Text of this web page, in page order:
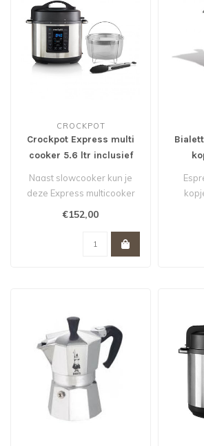
CROCKPOT
Crockpot Express multi
cooker 5.6 ltr inclusief
stoommand + tang
Naast slowcooker kun je
deze Express multicooker
ook gebruiken als
€152,00